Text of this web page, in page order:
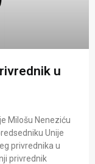
u
Milošu Neneziću
Unije
privrednika u
privrednik